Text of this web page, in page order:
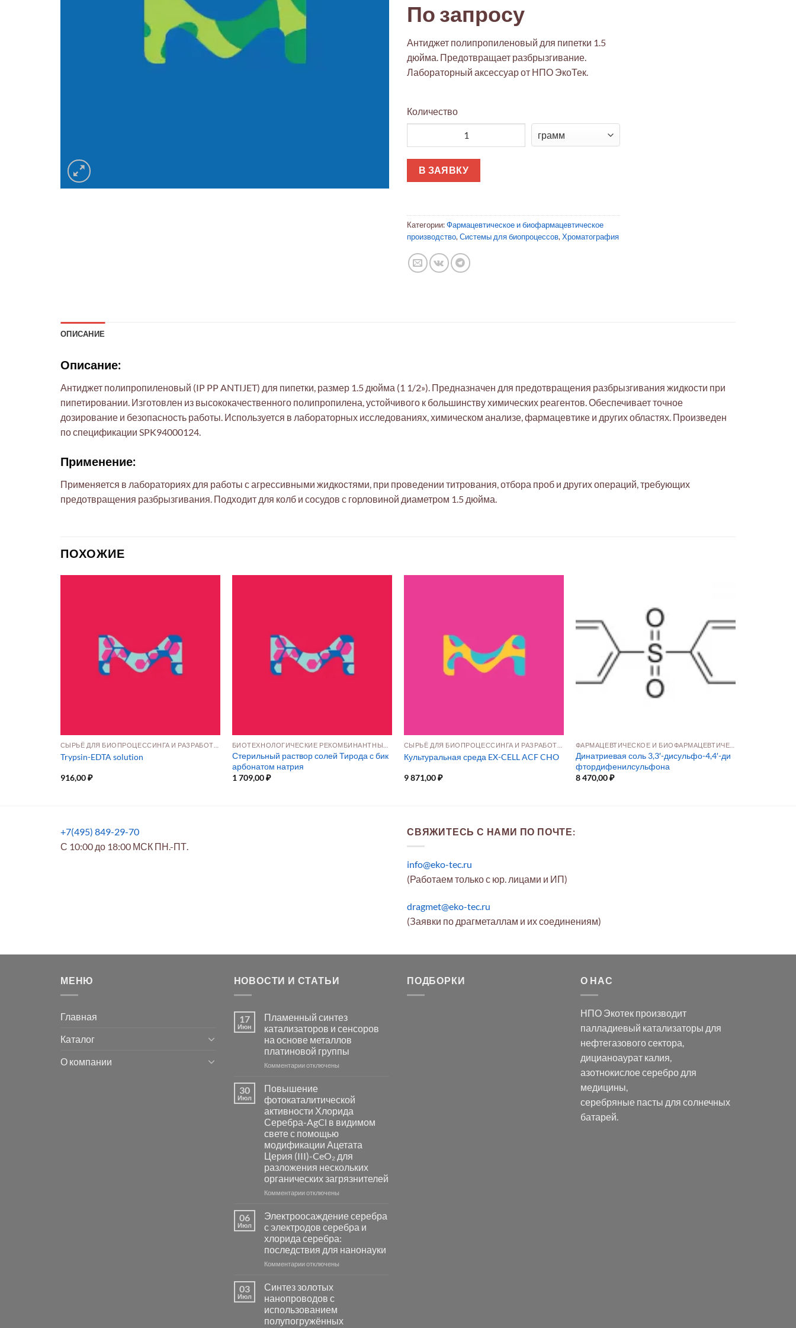
По запросу
Антиджет полипропиленовый для пипетки 1.5
дюйма. Предотвращает разбрызгивание.
Лабораторный аксессуар от НПО ЭкоТек.
Количество
В ЗАЯВКУ
Категории:Фармацевтическое и биофармацевтическое
производство, Системы для биопроцессов, Хроматография
ОПИСАНИЕ
Описание:
Антиджет полипропиленовый (IP PP ANTIJET) для пипетки, размер 1.5 дюйма (1 1/2»). Предназначен для предотвращения разбрызгивания жидкости при
пипетировании. Изготовлен из высококачественного полипропилена, устойчивого к большинству химических реагентов. Обеспечивает точное
дозирование и безопасность работы. Используется в лабораторных исследованиях, химическом анализе, фармацевтике и других областях. Произведен
по спецификации SPK94000124.
Применение:
Применяется в лабораториях для работы с агрессивными жидкостями, при проведении титрования, отбора проб и других операций, требующих
предотвращения разбрызгивания. Подходит для колб и сосудов с горловиной диаметром 1.5 дюйма.
ПОХОЖИЕ
Trypsin-EDTA solution
916,00₽
Стерильный раствор солей Тирода с бик
арбонатом натрия
1 709,00₽
Культуральная среда EX-CELL ACF CHO
9 871,00₽
Динатриевая соль 3,3′-дисульфо-4,4′-ди
фтордифенилсульфона
8 470,00₽
+7(495) 849-29-70
С 10:00 до 18:00 МСК ПН.-ПТ.
СВЯЖИТЕСЬ С НАМИ ПО ПОЧТЕ:
info@eko-tec.ru
(Работаем только с юр. лицами и ИП)
dragmet@eko-tec.ru
(Заявки по драгметаллам и их соединениям)
МЕНЮ
Главная
Каталог
О компании
НОВОСТИ И СТАТЬИ
17
Июн
Пламенный синтез
катализаторов и сенсоров
на основе металлов
платиновой группы
Комментариик
синтез
катализаторов
и
сенсоров
на
основе
металлов
платиновой
группы
отключены
30
Июл
Повышение
фотокаталитической
активности Хлорида
Серебра-AgCl в видимом
свете с помощью
модификации Ацетата
Церия (III)-CeO₂ для
разложения нескольких
органических загрязнителей
Комментариик
фотокаталитической
активности
Хлорида
Серебра-
AgCl
свете
с
помощью
модификации
отключены
06
Июл
Электроосаждение серебра
с электродов серебра и
хлорида серебра:
последствия для нанонауки
Комментариик
серебра
с
электродов
серебра
отключены
03
Июл
Синтез золотых
нанопроводов с
использованием
полупогружённых
ПОДБОРКИ О НАС
НПО Экотек производит
палладиевый катализаторы для
нефтегазового сектора,
дицианоаурат калия,
азотнокислое серебродля
медицины,
серебряные пасты для солнечных
батарей.